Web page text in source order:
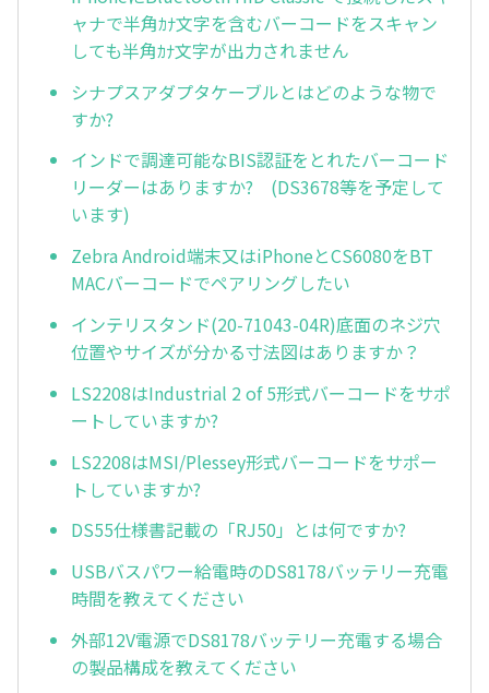
ャナで半角ｶﾅ文字を含むバーコードをスキャン
しても半角ｶﾅ文字が出力されません
シナプスアダプタケーブルとはどのような物で
すか?
インドで調達可能なBIS認証をとれたバーコード
リーダーはありますか? (DS3678等を予定して
います)
Zebra Android端末又はiPhoneとCS6080をBT
MACバーコードでペアリングしたい
インテリスタンド(20-71043-04R)底面のネジ穴
位置やサイズが分かる寸法図はありますか？
LS2208はIndustrial 2 of 5形式バーコードをサポ
ートしていますか?
LS2208はMSI/Plessey形式バーコードをサポー
トしていますか?
DS55仕様書記載の「RJ50」とは何ですか?
USBバスパワー給電時のDS8178バッテリー充電
時間を教えてください
外部12V電源でDS8178バッテリー充電する場合
の製品構成を教えてください